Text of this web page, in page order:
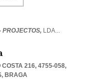
PROJECTOS, LDA...
COSTA 216, 4755-058,
, BRAGA